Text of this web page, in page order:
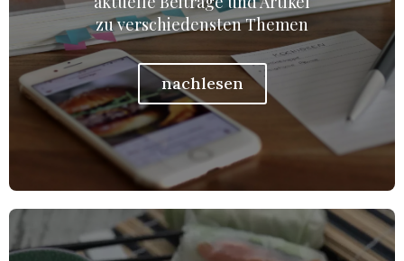
zu verschiedensten Themen
nachlesen